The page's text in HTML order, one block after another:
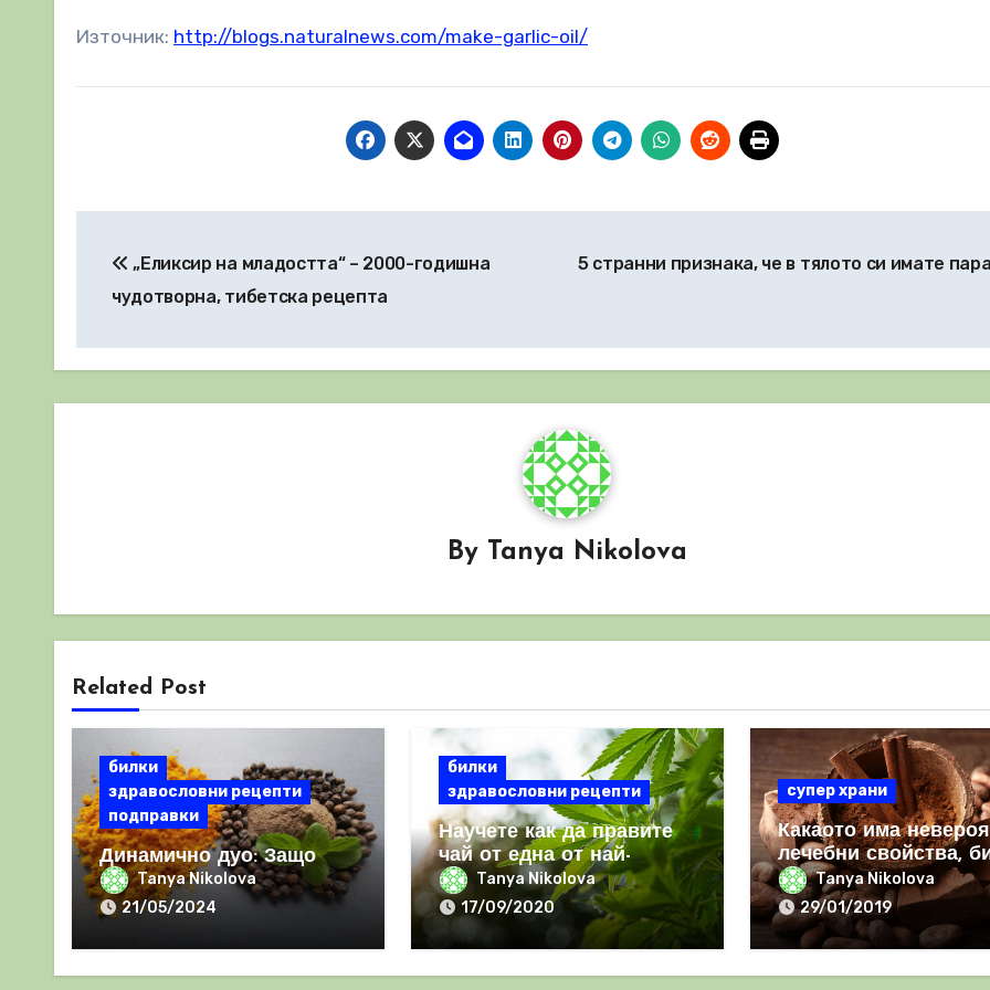
Източник: http://blogs.naturalnews.com/make-garlic-oil/
„Еликсир на младостта“ – 2000-годишна
чудотворна, тибетска рецепта
5 странни признака, че в тялото си имате
By Tanya Nikolova
Related Post
билки
здравословни рецепти
подправки
Динамично дуо: Защо
КУРКУМАТА и ЧЕРНИЯ
ПИПЕР са мощна
Tanya Nikolova
21/05/2024
билки
здравословни рецепти
Научете как да правите
чай от една от най-
старите суперхрани в
света: канабис
Tanya Nikolova
17/09/2020
супер храни
Какаото има
лечебни свойства,
дори акай и
Tanya Nikolova
29/01/2019